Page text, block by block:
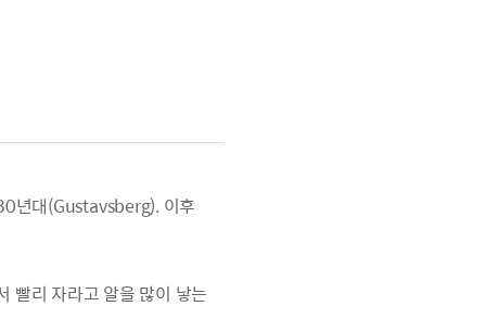
년대(Gustavsberg). 이후
빨리 자라고 알을 많이 낳는